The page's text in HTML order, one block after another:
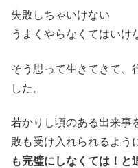
失敗しちゃいけない
うまくやらなくてはいけ
そう思って生きてきて、
した。
若かりし頃のある出来事
敗も受け入れられるよう
も完璧にしなくては！と